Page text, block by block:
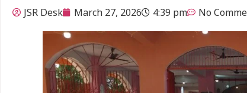
JSR Desk March 27, 2026 4:39 pm No